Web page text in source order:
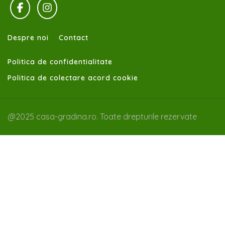
Despre noi Contact
Politica de confidentialitate
Politica de colectare acord cookie
@2025 casa-gradina.ro. Toate drepturile rezervate